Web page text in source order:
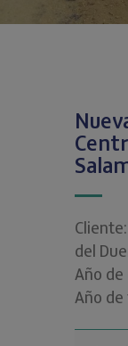
del
Año de
Año de